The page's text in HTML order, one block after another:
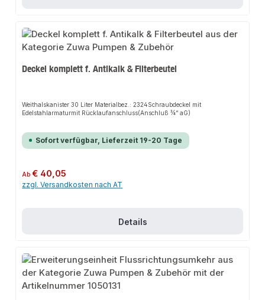
Deckel komplett f. Antikalk & Filterbeutel
Weithalskanister 30 Liter Materialbez.: 2324Schraubdeckel mit
Edelstahlarmaturmit Rücklaufanschluss(Anschluß ¾“ aG)
Sofort verfügbar, Lieferzeit 19-20 Tage
Regulärer Preis:
Ab€ 40,05
zzgl. Versandkosten nach AT
Details